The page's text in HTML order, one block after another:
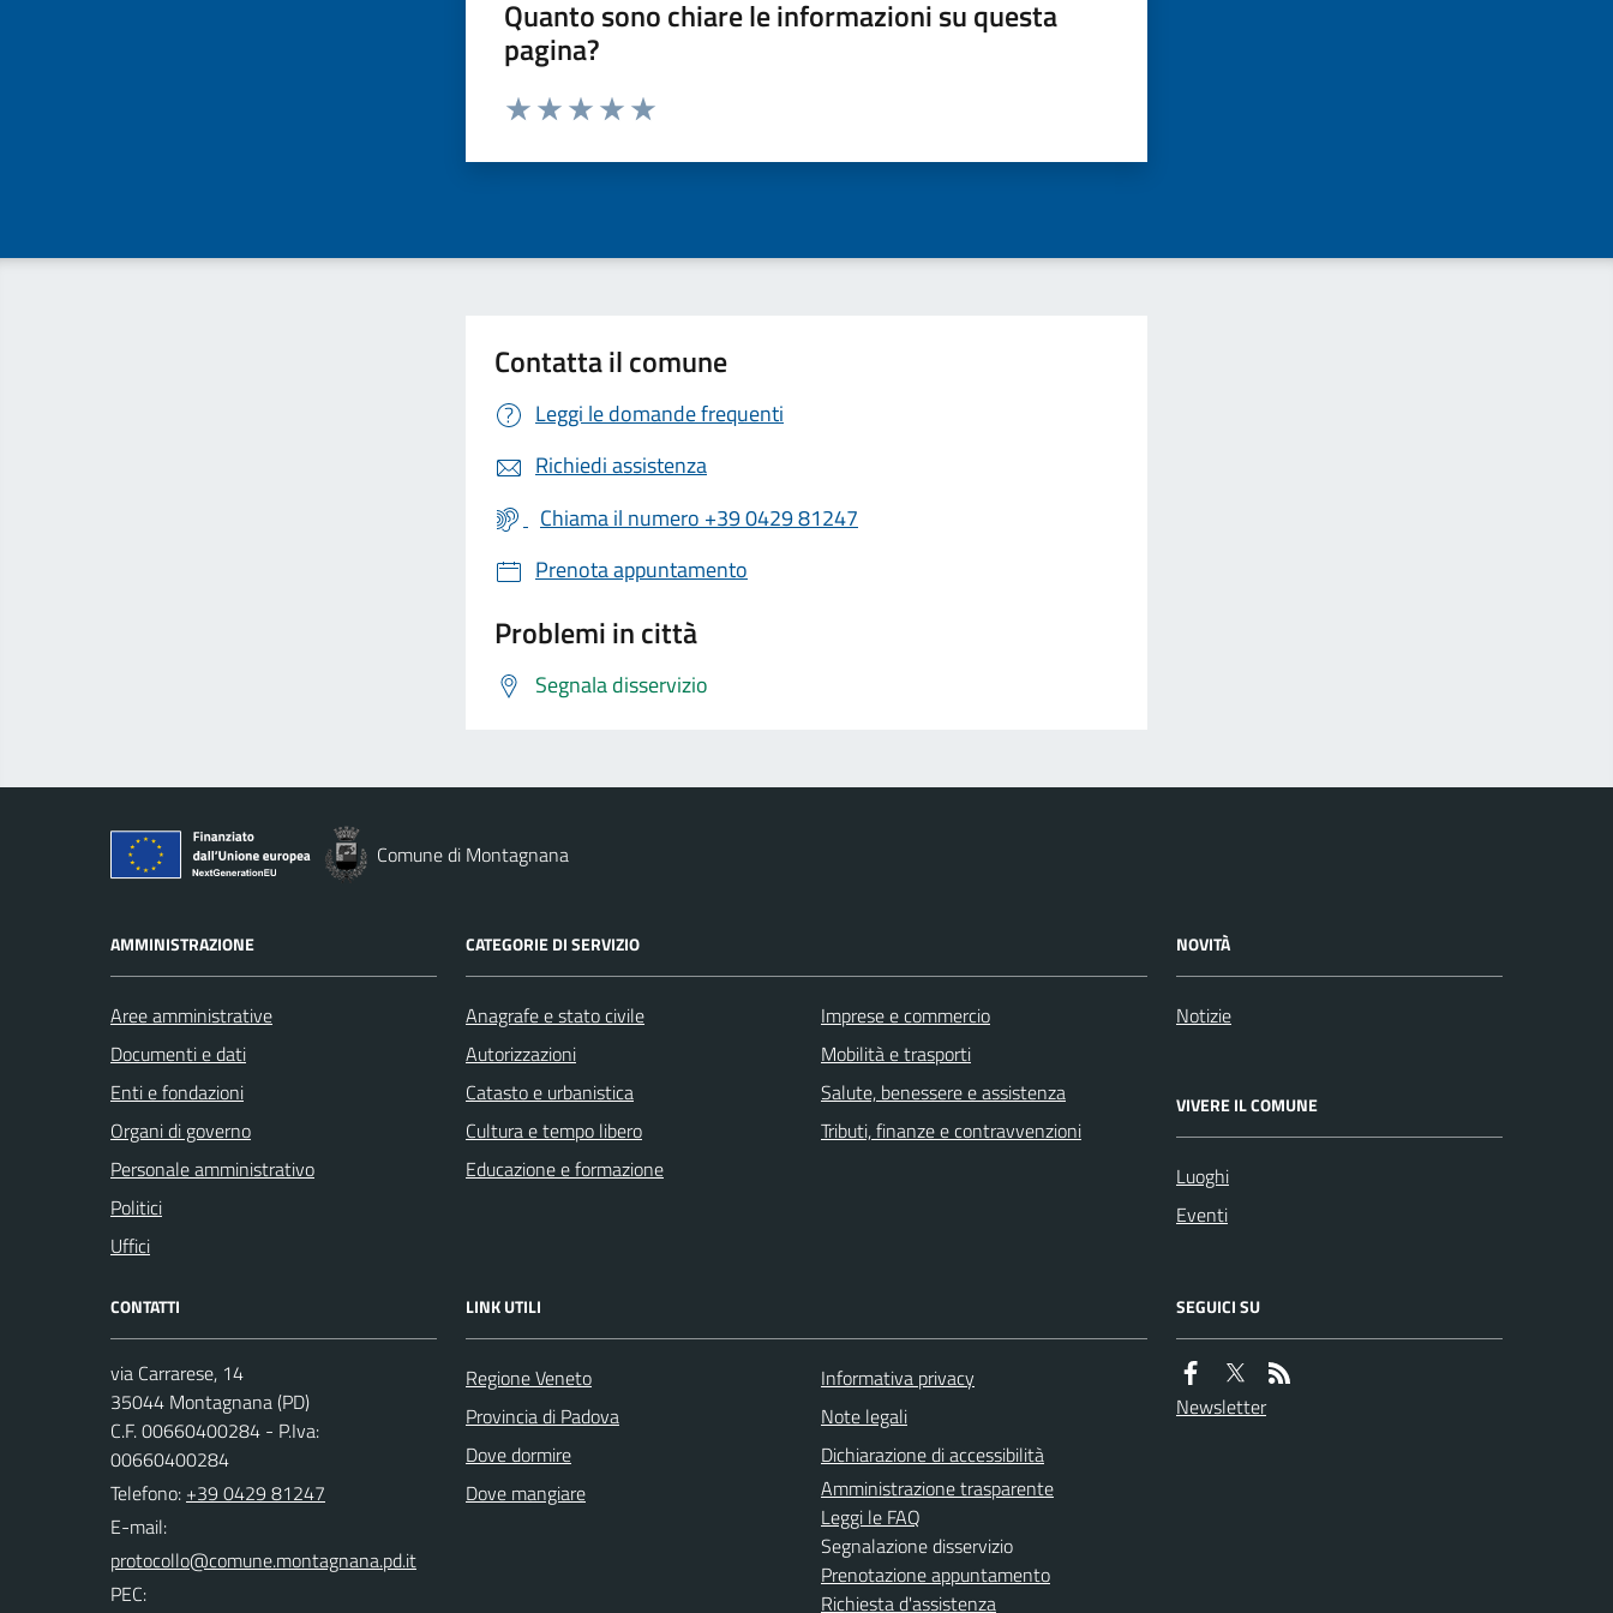
Quanto sono chiare le informazioni su questa
pagina?
Valuta da 1 a 5 stelle la pagina
Contatta il comune
Leggi le domande frequenti
Richiedi assistenza
Chiama il numero +39 0429 81247
Prenota appuntamento
Problemi in città
Segnala disservizio
Comune di Montagnana
AMMINISTRAZIONE
Aree amministrative
Documenti e dati
Enti e fondazioni
Organi di governo
Personale amministrativo
Politici
Uffici
CATEGORIE DI SERVIZIO
Anagrafe e stato civile
Autorizzazioni
Catasto e urbanistica
Cultura e tempo libero
Educazione e formazione
Imprese e commercio
Mobilità e trasporti
Salute, benessere e assistenza
Tributi, finanze e contravvenzioni
NOVITÀ
Notizie
VIVERE IL COMUNE
Luoghi
Eventi
CONTATTI
via Carrarese, 14
35044 Montagnana (PD)
C.F. 00660400284 - P.Iva:
00660400284
Telefono: +39 0429 81247
E-mail:
PEC:
LINK UTILI
Regione Veneto
Provincia di Padova
Dove dormire
Dove mangiare
Informativa privacy
Note legali
Dichiarazione di accessibilità
Amministrazione trasparente
Leggi le FAQ
Segnalazione disservizio
Prenotazione appuntamento
Richiesta d'assistenza
SEGUICI SU
Newsletter